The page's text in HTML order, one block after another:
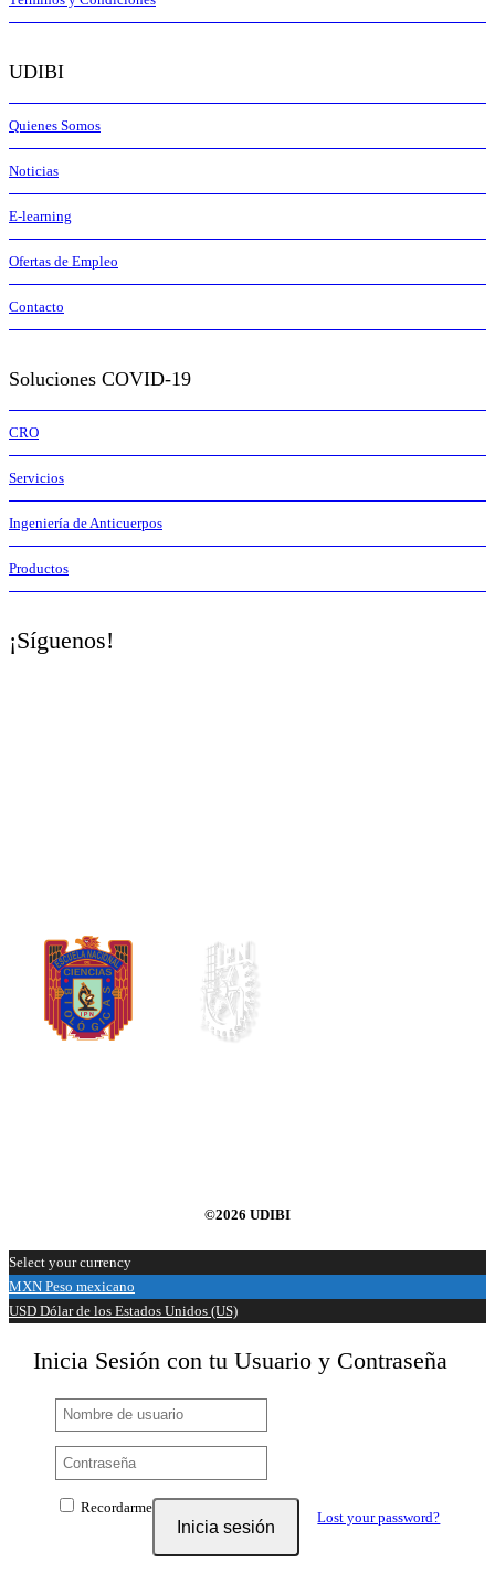
UDIBI
Quienes Somos
Noticias
E-learning
Ofertas de Empleo
Contacto
Soluciones COVID-19
CRO
Servicios
Ingeniería de Anticuerpos
Productos
¡Síguenos!
©2026 UDIBI
Select your currency
MXN Peso mexicano
USD Dólar de los Estados Unidos (US)
Inicia Sesión con tu Usuario y Contraseña
Inicia sesión
Recordarme
Lost your password?